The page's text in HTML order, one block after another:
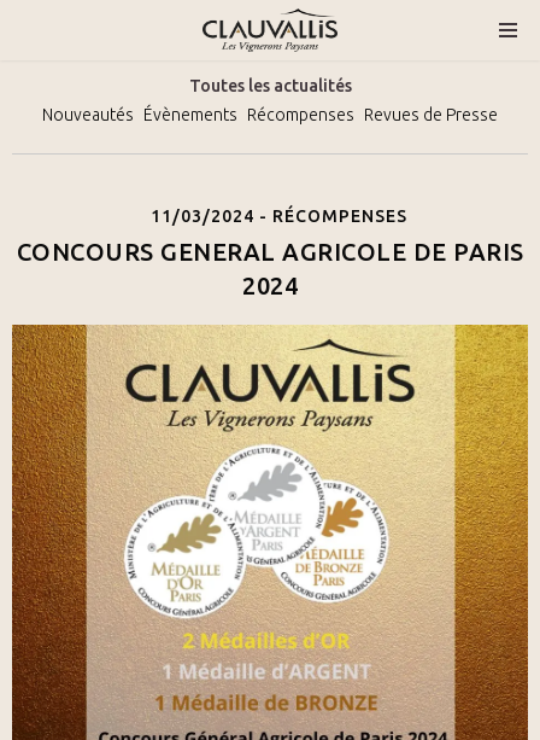
Toutes les actualités
Nouveautés
Évènements Récompenses Revues de Presse
11/03/2024 - RÉCOMPENSES
CONCOURS GENERAL AGRICOLE DE PARIS
2024